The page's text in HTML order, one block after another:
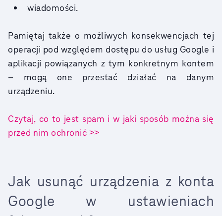
wiadomości.
Pamiętaj także o możliwych konsekwencjach tej
operacji pod względem dostępu do usług Google i
aplikacji powiązanych z tym konkretnym kontem
– mogą one przestać działać na danym
urządzeniu.
Czytaj, co to jest spam i w jaki sposób można się
przed nim ochronić >>
Jak usunąć urządzenia z konta
Google w ustawieniach